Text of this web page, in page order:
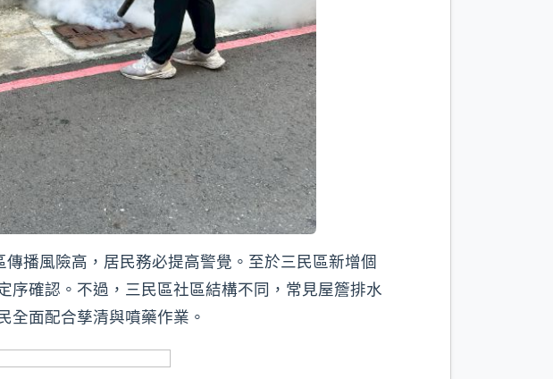
播風險高，居民務必提高警覺。至於三民區新增個
序確認。不過，三民區社區結構不同，常見屋簷排水
全面配合孳清與噴藥作業。